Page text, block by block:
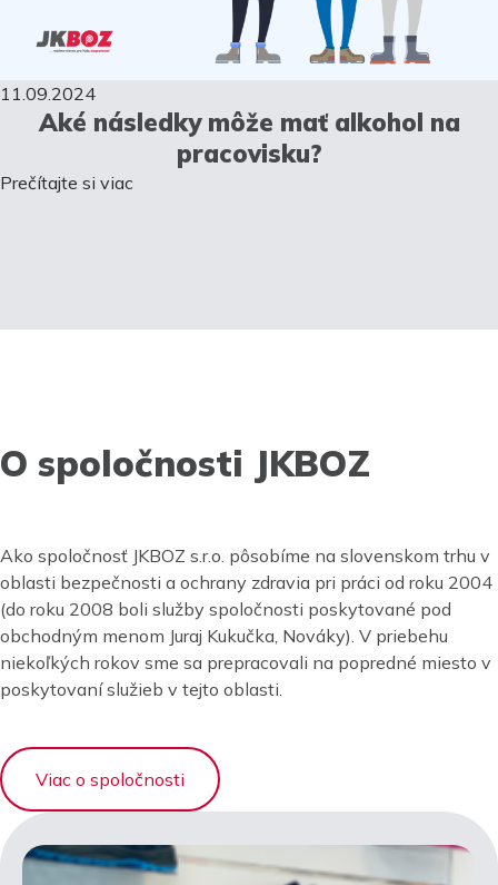
11.09.2024
Aké následky môže mať alkohol na
pracovisku?
Prečítajte si viac
O spoločnosti JKBOZ
Ako spoločnosť JKBOZ s.r.o. pôsobíme na slovenskom trhu v
oblasti bezpečnosti a ochrany zdravia pri práci od roku 2004
(do roku 2008 boli služby spoločnosti poskytované pod
obchodným menom Juraj Kukučka, Nováky). V priebehu
niekoľkých rokov sme sa prepracovali na popredné miesto v
poskytovaní služieb v tejto oblasti.
Viac o spoločnosti